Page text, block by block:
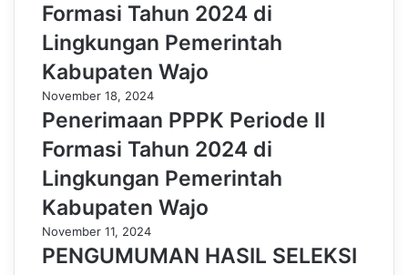
Formasi Tahun 2024 di
Lingkungan Pemerintah
Kabupaten Wajo
November 18, 2024
Penerimaan PPPK Periode II
Formasi Tahun 2024 di
Lingkungan Pemerintah
Kabupaten Wajo
November 11, 2024
PENGUMUMAN HASIL SELEKSI